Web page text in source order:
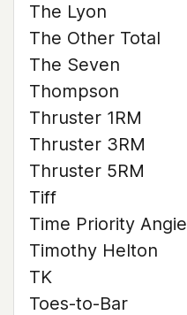
The Lyon
The Other Total
The Seven
Thompson
Thruster 1RM
Thruster 3RM
Thruster 5RM
Tiff
Time Priority Angie
Timothy Helton
TK
Toes-to-Bar